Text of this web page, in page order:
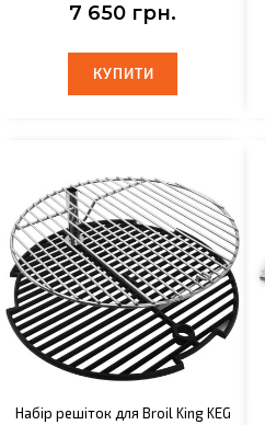
7 650 грн.
КУПИТИ
КУПИТИ
Набір решіток для Broil King KEG